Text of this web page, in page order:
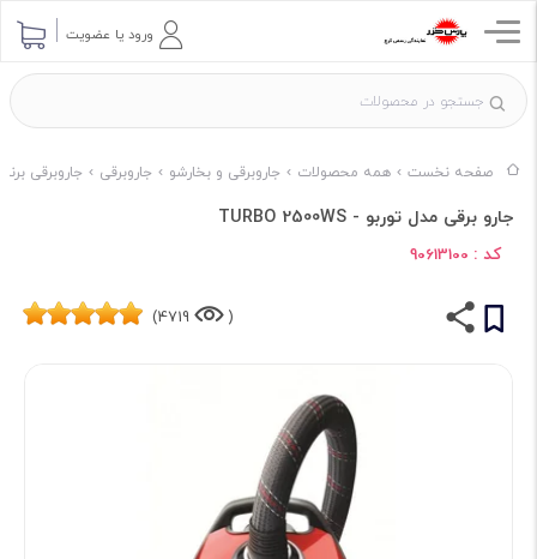
ورود یا عضویت
صفحه نخست همه محصولات جاروبرقی و بخارشو جاروبرقی جاروبرقی
جارو برقی مدل توربو - TURBO 2500WS
کد : 90613100
(
4719)